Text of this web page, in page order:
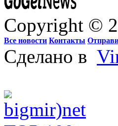
Copyright ©
Все новости Контакты
Сделано в